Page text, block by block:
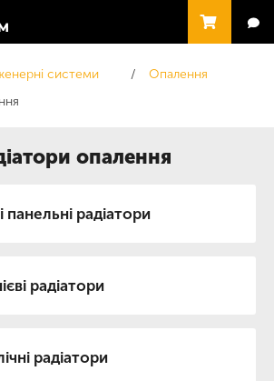
системи
Опалення
опалення
панельні радіатори
радіатори
радіатори